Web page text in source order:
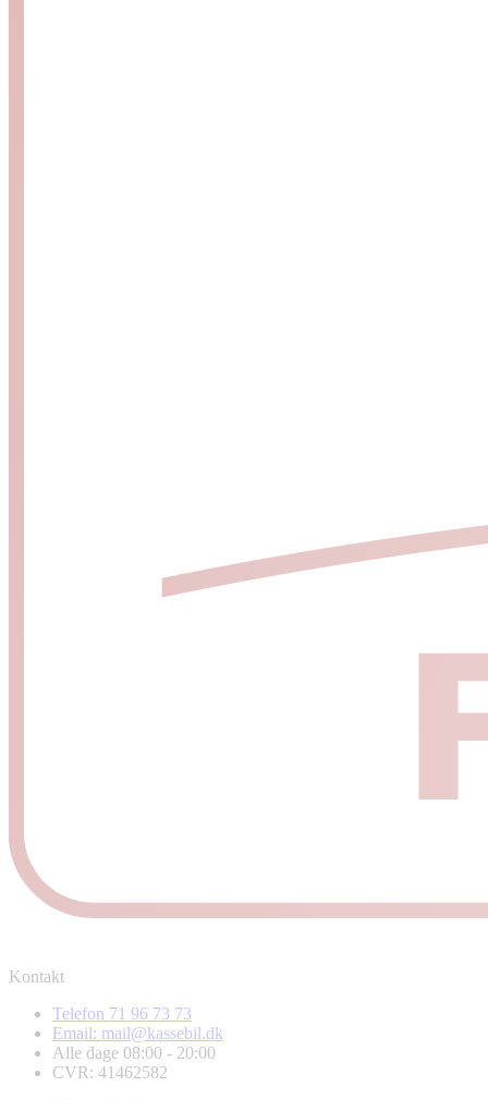
Kontakt
Telefon 71 96 73 73
Email: mail@kassebil.dk
Alle dage 08:00 - 20:00
CVR: 41462582